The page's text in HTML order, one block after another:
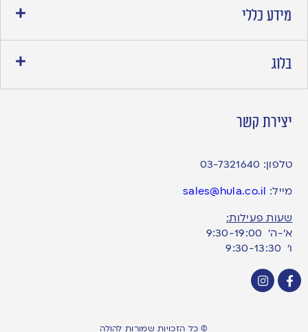
מידע כללי
בלוג
יצירת קשר
טלפון: 03-7321640
מייל: sales@hula.co.il
שעות פעילות:
א’-ה’ 9:30-19:00
ו׳ 9:30-13:30
© כל הזכויות שמורות להולה